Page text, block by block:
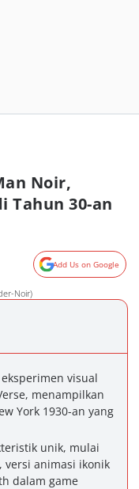
Noir,
Tahun 30-an
Add Us on Google
Noir)
visual
menampilkan
York 1930-an yang
unik, mulai
versi animasi ikonik
dalam game